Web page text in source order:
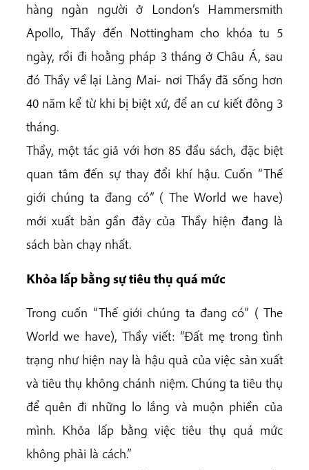
hàng ngàn người ở London’s Hammersmith
Apollo, Thầy đến Nottingham cho khóa tu 5
ngày, rồi đi hoằng pháp 3 tháng ở Châu Á, sau
đó Thầy về lại Làng Mai- nơi Thầy đã sống hơn
40 năm kể từ khi bị biệt xứ, để an cư kiết đông 3
tháng.
Thầy, một tác giả với hơn 85 đầu sách, đặc biệt
quan tâm đến sự thay đổi khí hậu. Cuốn “Thế
giới chúng ta đang có” ( The World we have)
mới xuất bản gần đây của Thầy hiện đang là
sách bàn chạy nhất.
Khỏa lấp bằng sự tiêu thụ quá mức
Trong cuốn “Thế giới chúng ta đang có” ( The
World we have), Thầy viết: “Đất mẹ trong tình
trạng như hiện nay là hậu quả của việc sản xuất
và tiêu thụ không chánh niệm. Chúng ta tiêu thụ
để quên đi những lo lắng và muộn phiền của
mình. Khỏa lấp bằng việc tiêu thụ quá mức
không phải là cách.”